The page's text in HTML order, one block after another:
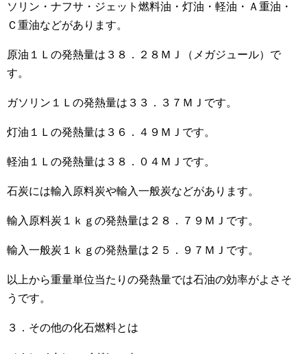
ソリン・ナフサ・ジェット燃料油・灯油・軽油・Ａ重油・
Ｃ重油などがあります。
原油１Ｌの発熱量は３８．２８ＭＪ（メガジュール）で
す。
ガソリン１Ｌの発熱量は３３．３７ＭＪです。
灯油１Ｌの発熱量は３６．４９ＭＪです。
軽油１Ｌの発熱量は３８．０４ＭＪです。
石炭には輸入原料炭や輸入一般炭などがあります。
輸入原料炭１ｋｇの発熱量は２８．７９ＭＪです。
輸入一般炭１ｋｇの発熱量は２５．９７ＭＪです。
以上から重量単位当たりの発熱量では石油の効率がよさそ
うです。
３．その他の化石燃料とは